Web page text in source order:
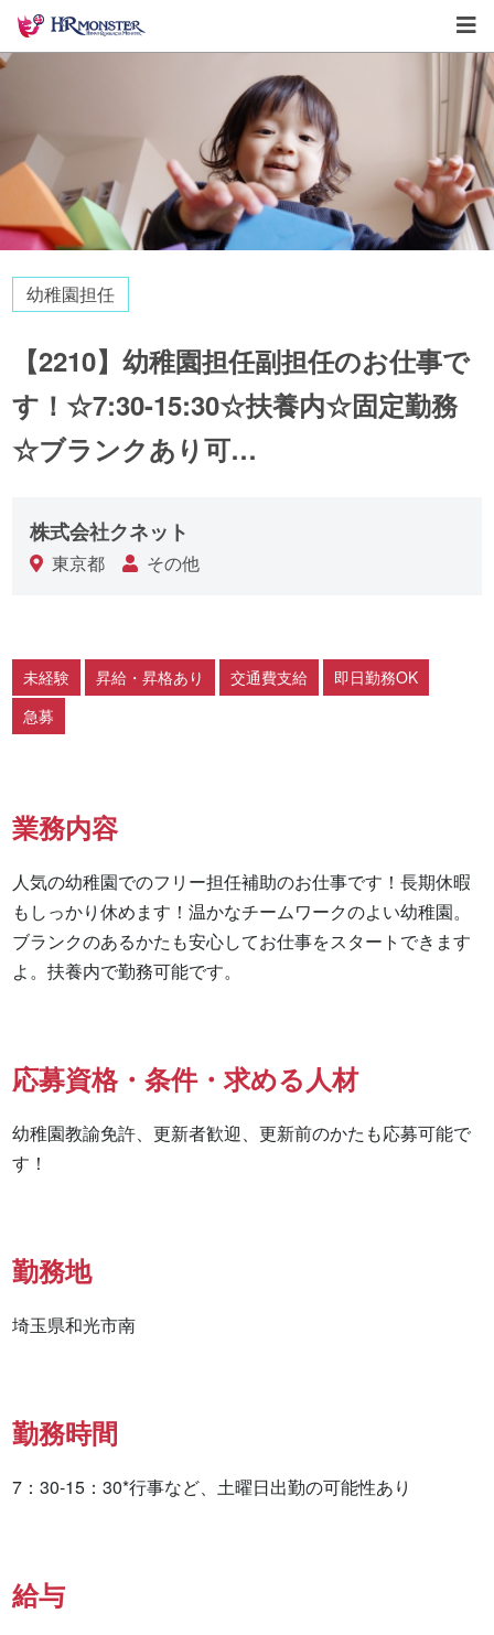
幼稚園担任
【2210】幼稚園担任副担任のお仕事で
す！☆7:30-15:30☆扶養内☆固定勤務
☆ブランクあり可…
株式会社クネット
東京都 その他
未経験 昇給・昇格あり 交通費支給
即日勤務OK
急募
業務内容
人気の幼稚園でのフリー担任補助のお仕事です！長期休暇
もしっかり休めます！温かなチームワークのよい幼稚園。
ブランクのあるかたも安心してお仕事をスタートできます
よ。扶養内で勤務可能です。
応募資格・条件・求める人材
幼稚園教諭免許、更新者歓迎、更新前のかたも応募可能で
す！
勤務地
埼玉県和光市南
勤務時間
7：30-15：30*行事など、土曜日出勤の可能性あり
給与